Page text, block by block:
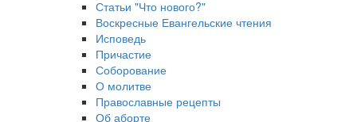
Статьи "Что нового?"
Воскресные Евангельские чтения
Исповедь
Причастие
Соборование
О молитве
Православные рецепты
Об аборте